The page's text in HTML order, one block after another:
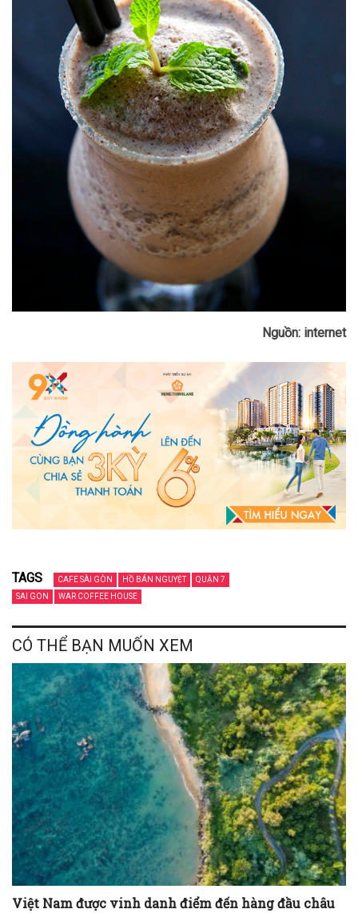
Nguồn: internet
TAGS CAFE SÀI GÒN HỒ BÁN NGUYỆT
QUẬN 7
SAI GON
WAR COFFEE HOUSE
CÓ THỂ BẠN MUỐN XEM
Việt Nam được vinh danh điểm đến hàng đầu châu